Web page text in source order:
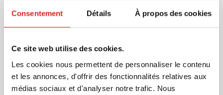
Consentement Détails À propos des cookies
Ce site web utilise des cookies.
Les cookies nous permettent de personnaliser le contenu
et les annonces, d'offrir des fonctionnalités relatives aux
médias sociaux et d'analyser notre trafic. Nous
avec une carte d'instructions. Emballé en vrac, mais
Plus d'information
Numéro d'article
1014851
Poids
37 gramme(s)